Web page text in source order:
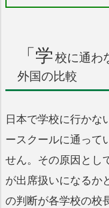
「学校に通わ
外国の比較
日本で学校に行かな
ースクールに通って
せん。その原因とし
が出席扱いになるか
の判断が各学校の校